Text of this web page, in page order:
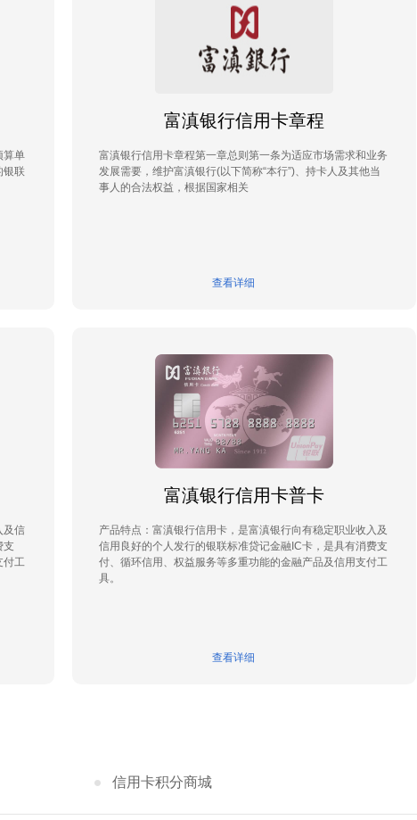
算单
银联
富滇银行信用卡章程
富滇银行信用卡章程第一章总则第一条为适应市场需求和业务
发展需要，维护富滇银行(以下简称“本行”)、持卡人及其他当
事人的合法权益，根据国家相关
查看详细
及信
支
付工
富滇银行信用卡普卡
产品特点：富滇银行信用卡，是富滇银行向有稳定职业收入及
信用良好的个人发行的银联标准贷记金融IC卡，是具有消费支
付、循环信用、权益服务等多重功能的金融产品及信用支付工
具。
查看详细
信用卡积分商城